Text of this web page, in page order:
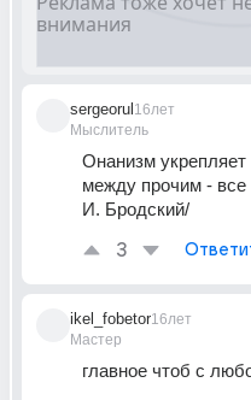
sergeorul
Мыслитель
16лет
Онанизм укрепляет
между прочим -
И. Бродский/
3
ikel_fobetor
Мастер
16лет
главное чтоб с